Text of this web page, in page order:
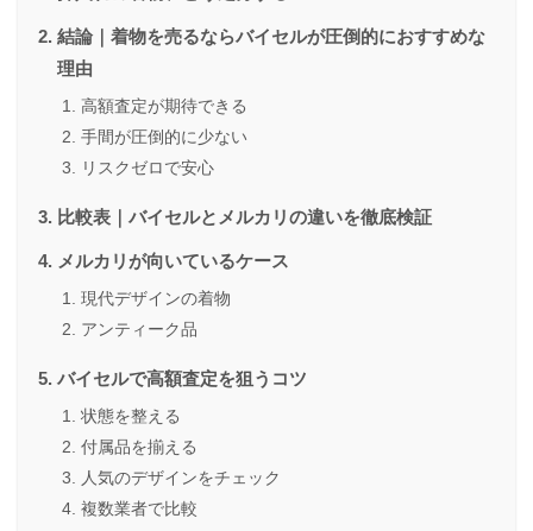
結論｜着物を売るならバイセルが圧倒的におすすめな
理由
高額査定が期待できる
手間が圧倒的に少ない
リスクゼロで安心
比較表｜バイセルとメルカリの違いを徹底検証
メルカリが向いているケース
現代デザインの着物
アンティーク品
バイセルで高額査定を狙うコツ
状態を整える
付属品を揃える
人気のデザインをチェック
複数業者で比較